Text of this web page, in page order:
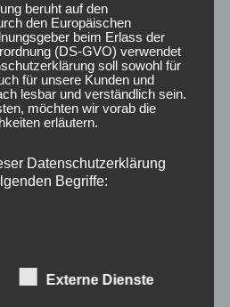
20x Radmutter LUG
NUTS OFFEN M12 x
1,25 x 45 mm
Kegelbund 60°
Schwarz
Bewertet
mit
beruht auf den
den Europäischen
beim Erlass der
(DS-GVO) verwendet
soll sowohl für
für unsere Kunden und
lesbar und verständlich sein.
möchten wir vorab die
erläutern.
Datenschutzerklärung
Begriffe:
Externe Dienste